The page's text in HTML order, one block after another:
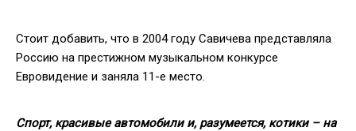
Стоит добавить, что в 2004 году Савичева представляла
Россию на престижном музыкальном конкурсе
Евровидение и заняла 11-е место.
Спорт, красивые автомобили и, разумеется, котики – на